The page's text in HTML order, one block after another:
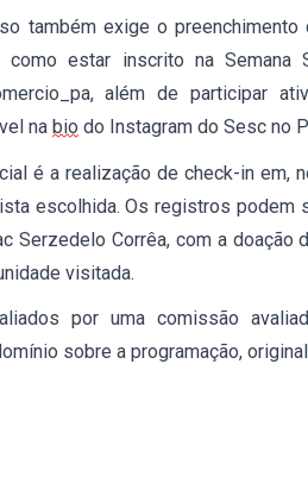
também exige o
como estar inscrito na
além de participar
na bio do Instagram do Sesc no
é a realização de check-in em,
escolhida. Os registros podem
Serzedelo Corrêa, com a doação
visitada.
por uma comissão
sobre a programação,